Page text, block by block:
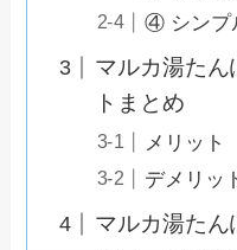
④ シンプ
マルカ湯たん
トまとめ
メリット
デメリッ
マルカ湯たん